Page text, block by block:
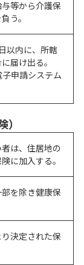
等から介護保
う。
以内に、所轄
届け出る。
申請システム
は、住居地の
に加入する。
を除き健康保
決定された保